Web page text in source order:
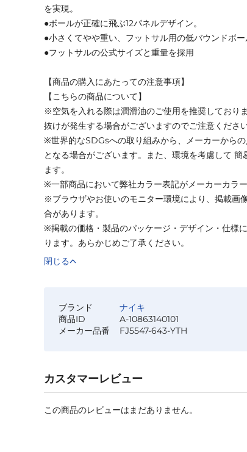
を実現。
●ボールが正確に飛ぶ12パネルデザイン。
●小さくてやや重い、フットサル用の低バウンドボー
●フットサルの公式サイズと重量を採用
【商品の購入にあたっての注意事項】
【こちらの商品について】
※空気を入れる際は潤滑油のご使用を推奨しており
抜けが発生する場合がございますのでご注意ください
※世界的なSDGsへの取り組みから、メーカーから
となる場合がございます。また、環境を考慮して
ます。
※一部商品において弊社カラー表記がメーカーカラ
※ブラウザやお使いのモニター環境により、掲載画
合があります。
※掲載の価格・製品のパッケージ・デザイン・仕様
ります。あらかじめご了承ください。
閉じる
ブランド
ナイキ
商品ID
A-10863140101
メーカー品番
FJ5547-643-YTH
カスタマーレビュー
この商品のレビューはまだありません。